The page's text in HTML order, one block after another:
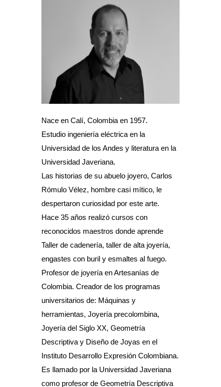
Nace en Calí, Colombia en 1957.
Estudio ingeniería eléctrica en la
Universidad de los Andes y literatura en la
Universidad Javeriana.
Las historias de su abuelo joyero, Carlos
Rómulo Vélez, hombre casi mítico, le
despertaron curiosidad por este arte.
Hace 35 años realizó cursos con
reconocidos maestros donde aprende
Taller de cadenería, taller de alta joyería,
engastes con buril y esmaltes al fuego.
Profesor de joyería en Artesanías de
Colombia. Creador de los programas
universitarios de: Máquinas y
herramientas, Joyería precolombina,
Joyería del Siglo XX, Geometría
Descriptiva y Diseño de Joyas en el
Instituto Desarrollo Expresión Colombiana.
Es llamado por la Universidad Javeriana
como profesor de Geometría Descriptiva